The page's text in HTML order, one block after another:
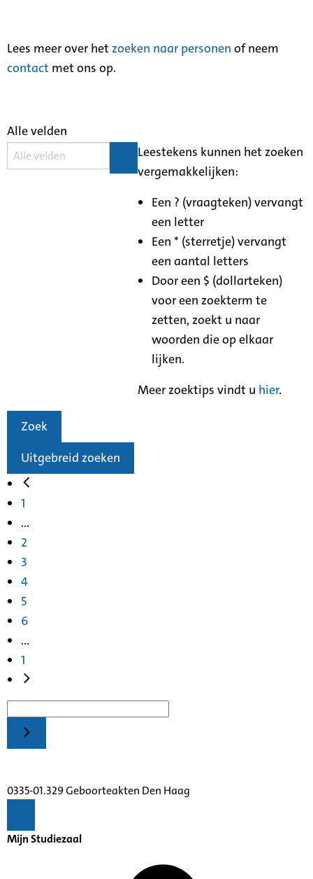
Lees meer over het zoeken naar personen of neem
contact met ons op.
Alle velden
Leestekens kunnen het zoeken
vergemakkelijken:
Een ? (vraagteken) vervangt
een letter
Een * (sterretje) vervangt
een aantal letters
Door een $ (dollarteken)
voor een zoekterm te
zetten, zoekt u naar
woorden die op elkaar
lijken.
Meer zoektips vindt u hier.
Zoek
Uitgebreid zoeken
1
...
2
3
4
5
6
...
1
0335-01.329 Geboorteakten Den Haag
Mijn Studiezaal